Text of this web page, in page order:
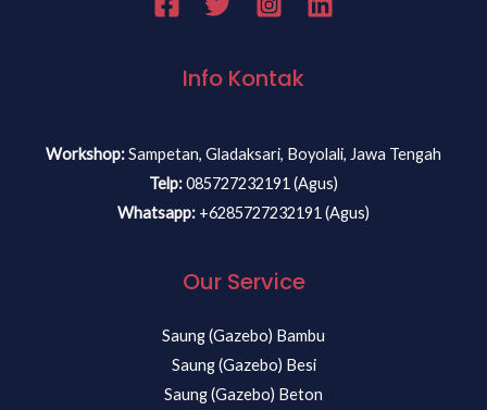
Info Kontak
Workshop:Sampetan, Gladaksari, Boyolali, Jawa Tengah
Telp:085727232191 (Agus)
Whatsapp: +6285727232191 (Agus)
Our Service
Saung (Gazebo) Bambu
Saung (Gazebo) Besi
Saung (Gazebo) Beton